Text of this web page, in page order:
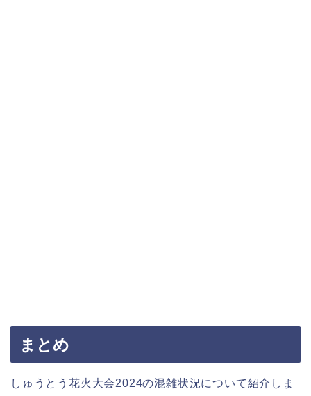
まとめ
しゅうとう花火大会2024の混雑状況について紹介しま